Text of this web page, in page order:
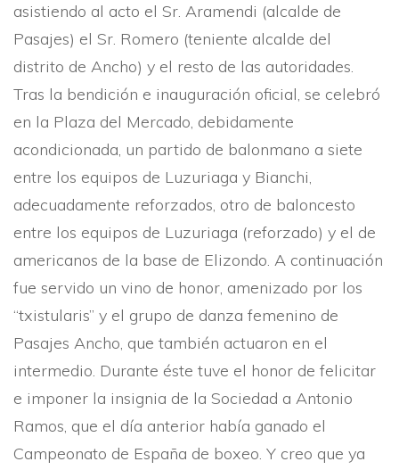
asistiendo al acto el Sr. Aramendi (alcalde de
Pasajes) el Sr. Romero (teniente alcalde del
distrito de Ancho) y el resto de las autoridades.
Tras la bendición e inauguración oficial, se celebró
en la Plaza del Mercado, debidamente
acondicionada, un partido de balonmano a siete
entre los equipos de Luzuriaga y Bianchi,
adecuadamente reforzados, otro de baloncesto
entre los equipos de Luzuriaga (reforzado) y el de
americanos de la base de Elizondo. A continuación
fue servido un vino de honor, amenizado por los
“txistularis” y el grupo de danza femenino de
Pasajes Ancho, que también actuaron en el
intermedio. Durante éste tuve el honor de felicitar
e imponer la insignia de la Sociedad a Antonio
Ramos, que el dí­a anterior habí­a ganado el
Campeonato de España de boxeo. Y creo que ya